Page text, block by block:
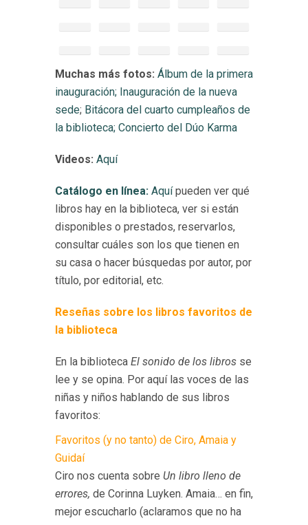
Muchas más fotos: Álbum de la primera
inauguración; Inauguración de la nueva
sede; Bitácora del cuarto cumpleaños de
la biblioteca; Concierto del Dúo Karma
Videos: Aquí
Catálogo en línea: Aquípueden ver qué
libros hay en la biblioteca, ver si están
disponibles o prestados, reservarlos,
consultar cuáles son los que tienen en
su casa o hacer búsquedas por autor, por
título, por editorial, etc.
Reseñas sobre los libros favoritos de
la biblioteca
En la biblioteca El sonido de los libros se
lee y se opina. Por aquí las voces de las
niñas y niños hablando de sus libros
favoritos:
Favoritos (y no tanto) de Ciro, Amaia y
Guidaí
Ciro nos cuenta sobre Un libro lleno de
errores, de Corinna Luyken. Amaia… en fin,
mejor escucharlo (aclaramos que no ha